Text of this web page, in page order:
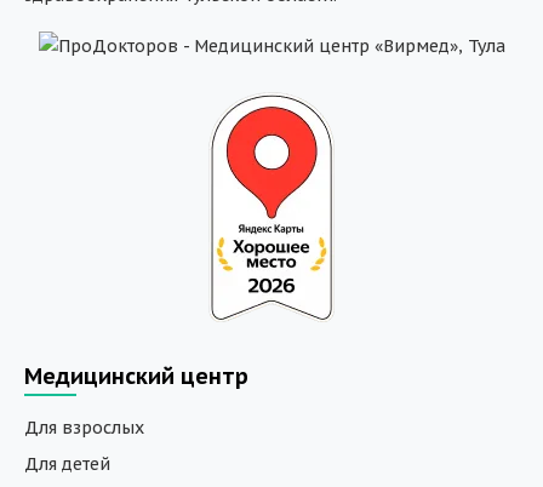
Медицинский центр
Для взрослых
Для детей